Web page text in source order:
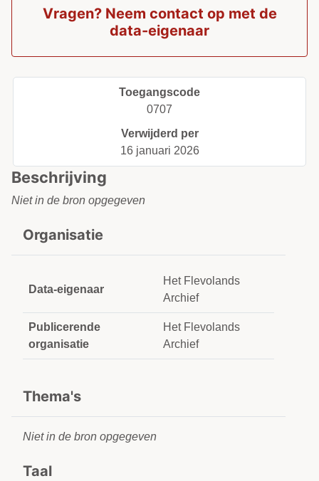
Vragen? Neem contact op met de
data-eigenaar
Beschrijving
Niet in de bron opgegeven
Organisatie
Data-eigenaar
Het Flevolands
Archief
Publicerende
organisatie
Het Flevolands
Archief
Thema's
Niet in de bron opgegeven
Taal
Toegangscode
0707
Verwijderd per
16 januari 2026